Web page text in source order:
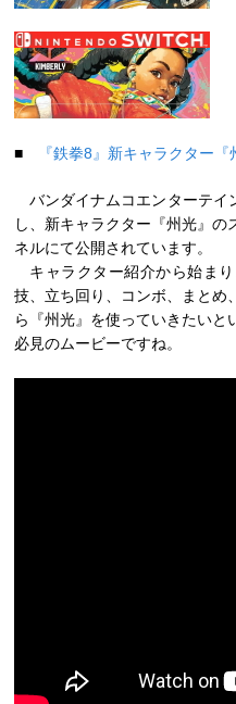
■ 『鉄拳8』新キャラクター
バンダイナムコエンターテイ
し、新キャラクター『州光』
ネルにて公開されています。
キャラクター紹介から始まり
技、立ち回り、コンボ、まとめ
ら『州光』を使っていきたいと
必見のムービーですね。